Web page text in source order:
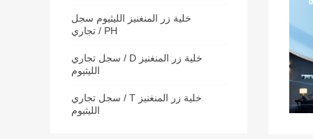
خلية زر المنغنيز الليثيوم سجل
تجاري / PH
سجل تجاري / D خلية زر المنغنيز
الليثيوم
سجل تجاري / T خلية زر المنغنيز
الليثيوم